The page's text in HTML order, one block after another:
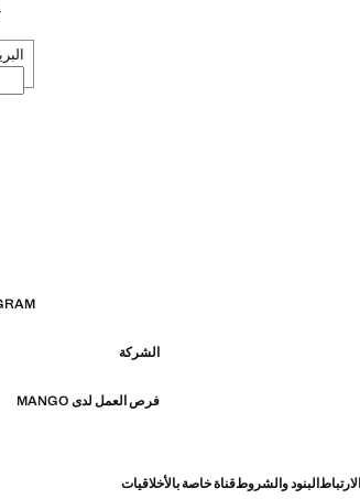
الشركة
فرص العمل لدى MANGO
البنود والشروطقناة خاصة بالأخلاقيات